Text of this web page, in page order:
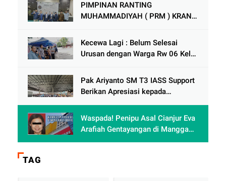
PIMPINAN RANTING
MUHAMMADIYAH ( PRM ) KRANJI
MUHAMMAdIYAH KE 113
Kecewa Lagi : Belum Selesai
Urusan dengan Warga Rw 06 Kel
di Duga Berulah lagi dengan
Pak Ariyanto SM T3 IASS Support
Berikan Apresiasi kepada
Terminal 3
Waspada! Penipu Asal Cianjur Eva
Arafiah Gentayangan di Mangga
Dua Square Jakarta
TAG